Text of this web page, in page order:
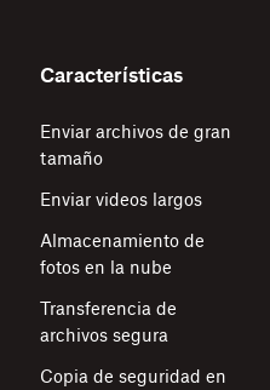
Características
Enviar archivos de gran
tamaño
Enviar videos largos
Almacenamiento de
fotos en la nube
Transferencia de
archivos segura
Copia de seguridad en